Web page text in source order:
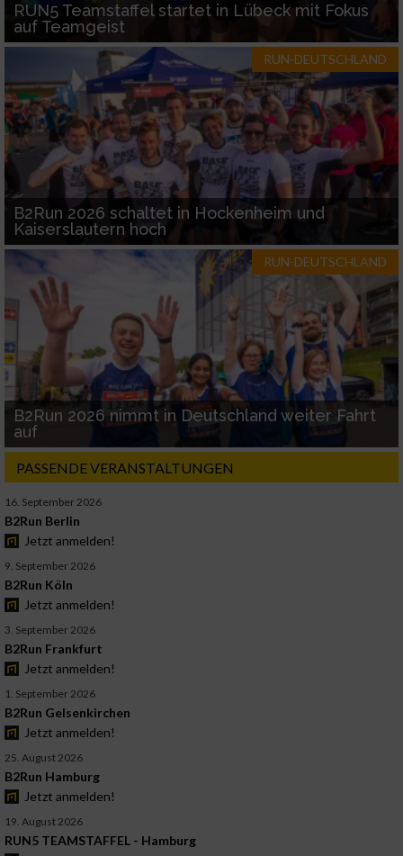
RUN5 Teamstaffel startet in Lübeck mit Fokus
auf Teamgeist
RUN-DEUTSCHLAND
B2Run 2026 schaltet in Hockenheim und
Kaiserslautern hoch
RUN-DEUTSCHLAND
B2Run 2026 nimmt in Deutschland weiter Fahrt
auf
PASSENDE VERANSTALTUNGEN
16. September 2026
B2Run Berlin
Jetzt anmelden!
9. September 2026
B2Run Köln
Jetzt anmelden!
3. September 2026
B2Run Frankfurt
Jetzt anmelden!
1. September 2026
B2Run Gelsenkirchen
Jetzt anmelden!
25. August 2026
B2Run Hamburg
Jetzt anmelden!
19. August 2026
RUN5 TEAMSTAFFEL - Hamburg